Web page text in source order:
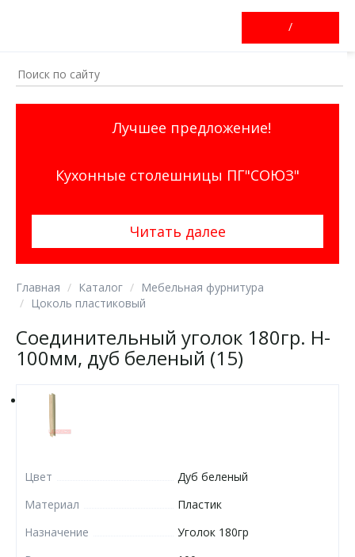
/
Лучшее предложение!
Кухонные столешницы ПГ"СОЮЗ"
Читать далее
Главная Каталог
Мебельная фурнитура
Цоколь пластиковый
Соединительный уголок 180гр. H-
100мм, дуб беленый (15)
Цвет
Дуб беленый
Материал
Пластик
Назначение
Уголок 180гр